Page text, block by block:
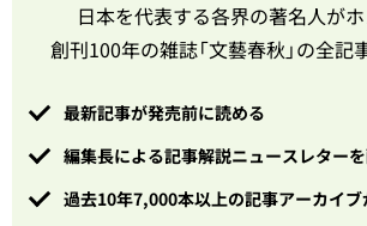
日本を代表する各界の著名人が
創刊100年の雑誌「文藝春秋」の全記
最新記事が発売前に読める
編集長による記事解説ニュースレター
過去10年7,000本以上の記事アーカイ